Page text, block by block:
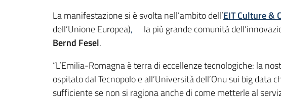
La manifestazione si è svolta nell’ambito dell’EIT Culture &
dell’Unione Europea),
la più grande comunità
Bernd Fesel.
“L’Emilia-Romagna è terra di eccellenze tecnologiche: la
ospitato dal Tecnopolo e all’Università dell’Onu sui big data
sufficiente se non si ragiona anche di come metterle al